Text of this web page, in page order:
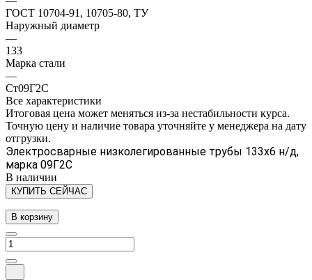
ГОСТ 10704-91, 10705-80, ТУ
Наружный диаметр
—
133
Марка стали
—
Ст09Г2С
Все характеристики
Итоговая цена может меняться из-за нестабильности курса.
Точную цену и наличие товара уточняйте у менеджера на дату
отгрузки.
Электросварные низколегированные трубы 133х6 н/д,
марка 09Г2С
В наличии
КУПИТЬ СЕЙЧАС
В корзину